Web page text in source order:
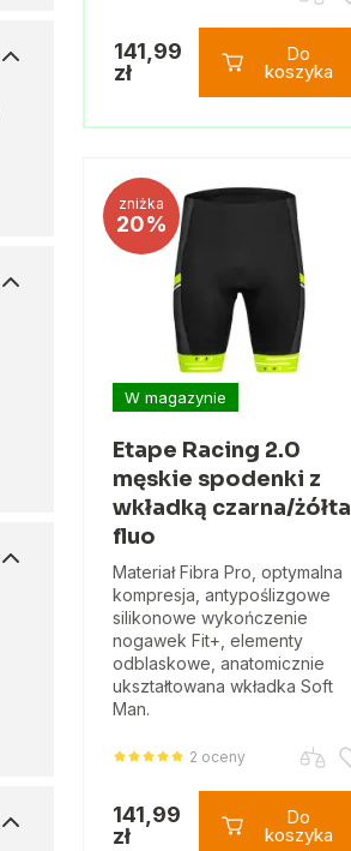
141,99
zł
Do
koszyka
zniżka
20%
W magazynie
Etape Racing 2.0
męskie spodenki z
wkładką czarna/żółta
fluo
Materiał Fibra Pro, optymalna
kompresja, antypoślizgowe
silikonowe wykończenie
nogawek Fit+, elementy
odblaskowe, anatomicznie
ukształtowana wkładka Soft
Man.
2 oceny
141,99
zł
Do
koszyka